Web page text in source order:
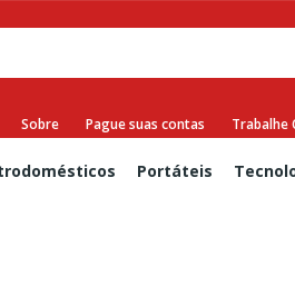
Sobre Pague suas contas Trabalhe
Portáteis